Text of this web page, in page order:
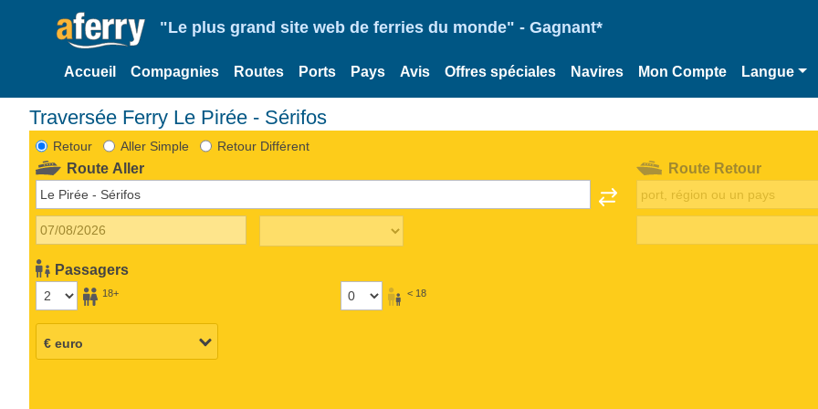
"Le plus grand site web de ferries du monde" - Gagnant*
Accueil Compagnies Routes Ports Pays Avis Offres spéciales Navires Mon Compte Langue
Traversée Ferry Le Pirée - Sérifos
Retour Aller Simple Retour Différent
Route Aller
Passagers
18+ < 18
Route Retour